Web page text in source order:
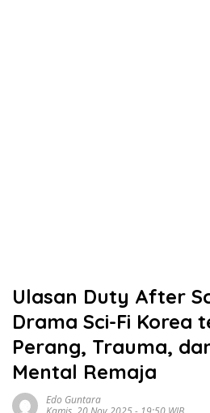
Ulasan Duty After
Drama Sci-Fi Korea
Perang, Trauma,
Mental Remaja
Edo Guntara